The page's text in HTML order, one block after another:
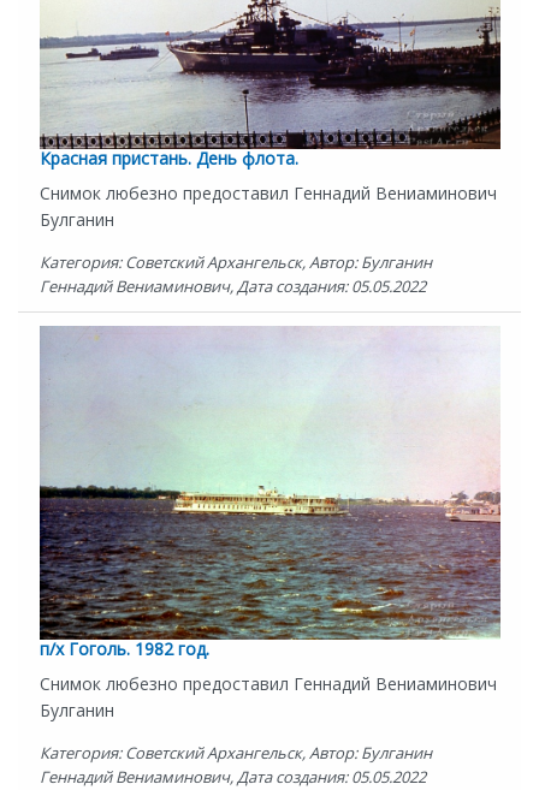
Красная пристань. День флота.
Снимок любезно предоставил Геннадий Вениаминович
Булганин
Категория: Советский Архангельск, Автор: Булганин
Геннадий Вениаминович, Дата создания: 05.05.2022
п/х Гоголь. 1982 год.
Снимок любезно предоставил Геннадий Вениаминович
Булганин
Категория: Советский Архангельск, Автор: Булганин
Геннадий Вениаминович, Дата создания: 05.05.2022